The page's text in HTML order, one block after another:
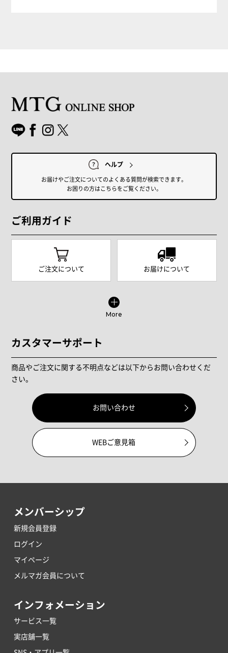
ヘルプ
お届けやご注文についてのよくある質問が検索できます。
お困りの方はこちらをご覧ください。
ご利用ガイド
ご注文について お届けについて
More
カスタマーサポート
商品やご注文に関する不明点などは以下からお問い合わせくだ
さい。
お問い合わせ
WEBご意見箱
メンバーシップ
新規会員登録
ログイン
マイページ
メルマガ会員について
インフォメーション
サービス一覧
実店舗一覧